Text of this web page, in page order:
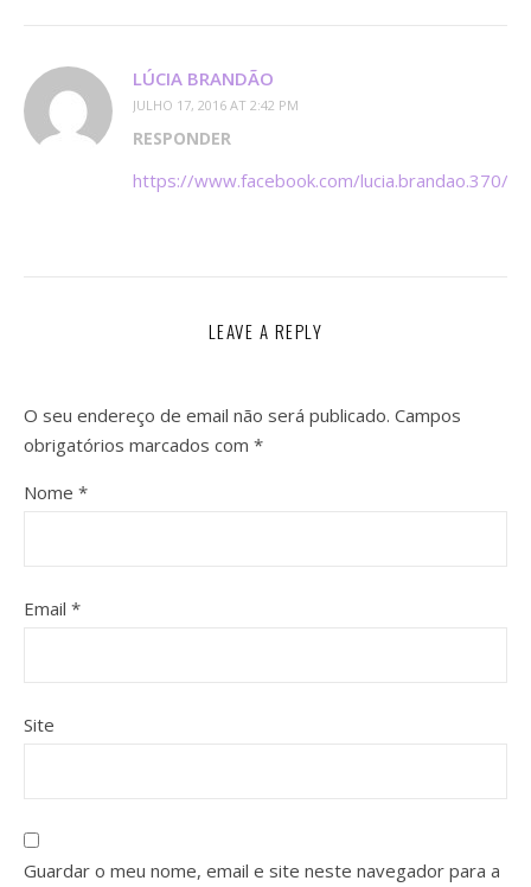
LÚCIA BRANDÃO
JULHO 17, 2016 AT 2:42 PM
RESPONDER
https://www.facebook.com/lucia.brandao.370/
LEAVE A REPLY
O seu endereço de email não será publicado. Campos
obrigatórios marcados com *
Nome *
Email *
Site
Guardar o meu nome, email e site neste navegador para a